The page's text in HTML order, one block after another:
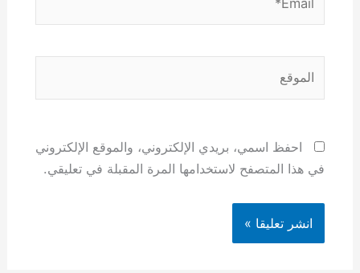
احفظ اسمي، بريدي الإلكتروني، والموقع الإلكتروني
في هذا المتصفح لاستخدامها المرة المقبلة في تعليقي.